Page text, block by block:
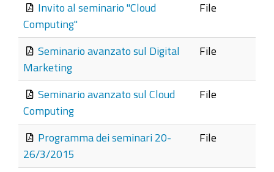
Invito al seminario "Cloud
Computing"
File
Seminario avanzato sul Digital
Marketing
File
Seminario avanzato sul Cloud
Computing
File
Programma dei seminari 20-
26/3/2015
File